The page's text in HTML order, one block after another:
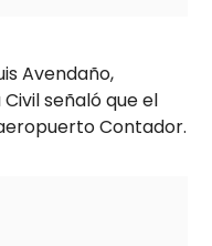
Avendaño,
señaló que el
Contador.